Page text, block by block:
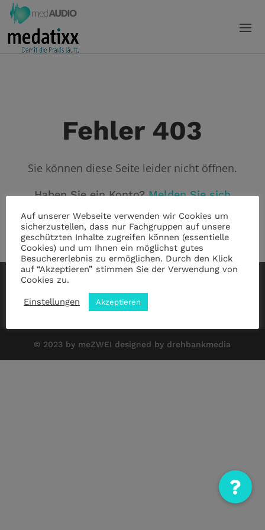
Fehler 403
Sie können diese Seite leider nicht öffnen.
Haben Sie ein Konto?Melden Sie sich
Impressum|Datenschutz
© 2023 by meZWEI designed by drehbankmedia
Auf unserer Webseite verwenden wir Cookies um
sicherzustellen, dass nur Fachgruppen auf unsere
geschützten Inhalte zugreifen können (essentielle
Cookies) und um Ihnen ein möglichst gutes
Besuchererlebnis zu ermöglichen. Durch den Klick
auf “Akzeptieren” stimmen Sie der Verwendung von
Cookies zu.
Einstellungen Akzeptieren